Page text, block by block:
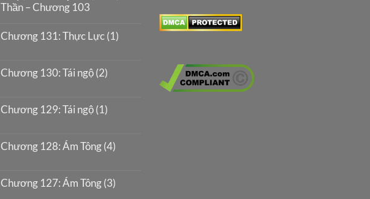
Thần – Chương 103
Chương 131: Thực Lực (1)
Chương 130: Tái ngộ (2)
Chương 129: Tái ngộ (1)
Chương 128: Ám Tông (4)
Chương 127: Ám Tông (3)